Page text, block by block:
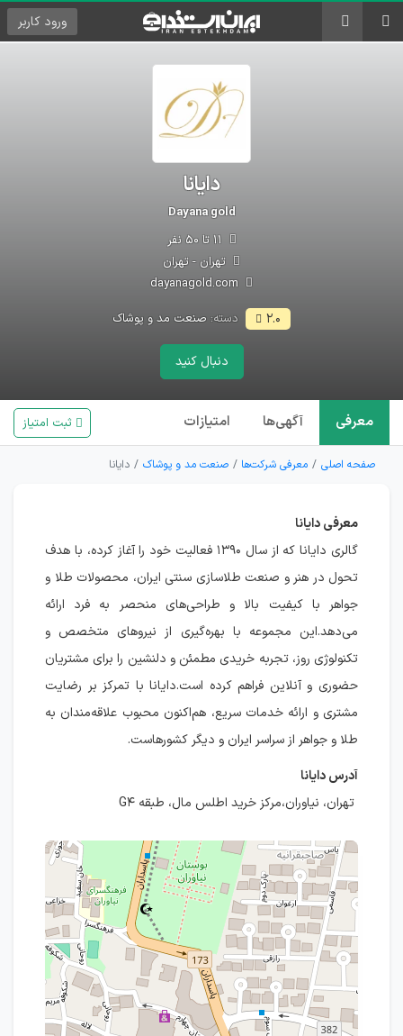
ورود کاربر
دایانا
Dayana gold
تهران - تهران
۲.۰ دسته: صنعت مد و پوشاک
دنبال کنید
معرفی آگهی‌ها امتیازات ثبت امتیاز
صفحه اصلی معرفی شرکت‌ها صنعت مد و پوشاک دایانا
معرفی دایانا
گالری دایانا که از سال ۱۳۹۰ فعالیت خود را آغاز کرده، با هدف
تحول در هنر و صنعت طلاسازی سنتی ایران، محصولات طلا و
جواهر با کیفیت بالا و طراحی‌های منحصر به فرد ارائه
می‌دهد.این مجموعه با بهره‌گیری از نیروهای متخصص و
تکنولوژی روز، تجربه خریدی مطمئن و دلنشین را برای مشتریان
حضوری و آنلاین فراهم کرده است.دایانا با تمرکز بر رضایت
مشتری و ارائه خدمات سریع، هم‌اکنون محبوب علاقه‌مندان به
طلا و جواهر از سراسر ایران و دیگر کشورهاست.
آدرس دایانا
تهران، نیاوران،مرکز خرید اطلس مال، طبقه G۴